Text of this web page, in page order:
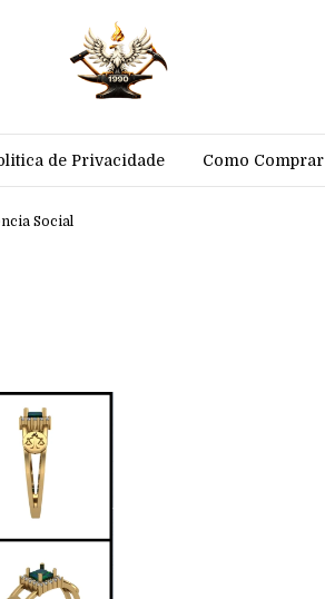
de Privacidade Como Comprar
Social